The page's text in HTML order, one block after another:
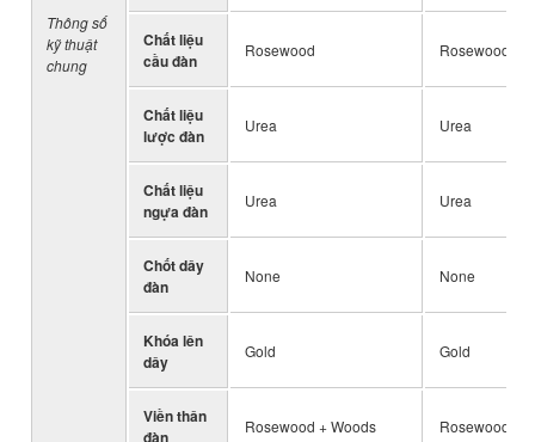
Thông số
kỹ thuật
chung
Chất liệu
cầu đàn
Rosewood Rosewood
Chất liệu
lược đàn
Urea Urea
Chất liệu
ngựa đàn
Urea Urea
Chốt dây
đàn
None None
Khóa lên
dây
Gold Gold
Viền thân
đàn
Rosewood + Woods Rosewood +